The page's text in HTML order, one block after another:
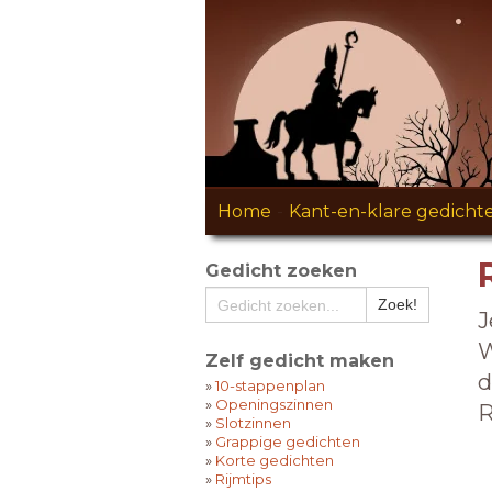
Home Kant-en-klare
Gedicht zoeken
Zelf gedicht maken
»10-stappenplan
» Openingszinnen
» Slotzinnen
» Grappige gedichten
» Korte gedichten
» Rijmtips